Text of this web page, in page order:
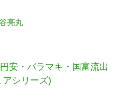
亮丸
安・バラマキ・国富流出
アシリーズ)